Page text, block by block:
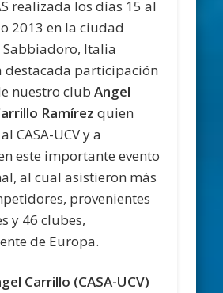
realizada los días 15 al
2013 en la ciudad
Sabbiadoro, Italia
destacada participación
nuestro clubAngel
Ramírezquien
CASA-UCV y a
este importante evento
al cual asistieron más
provenientes
y 46 clubes,
de Europa.
Carrillo (CASA-UCV)